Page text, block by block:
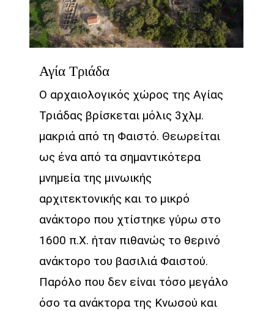
Αγία Τριάδα
Ο αρχαιολογικός χώρος της Αγίας
Τριάδας βρίσκεται μόλις 3χλμ.
μακριά από τη Φαιστό. Θεωρείται
ως ένα από τα σημαντικότερα
μνημεία της μινωικής
αρχιτεκτονικής και το μικρό
ανάκτορο που χτίστηκε γύρω στο
1600 π.Χ. ήταν πιθανώς το θερινό
ανάκτορο του βασιλιά Φαιστού.
Παρόλο που δεν είναι τόσο μεγάλο
όσο τα ανάκτορα της Κνωσού και